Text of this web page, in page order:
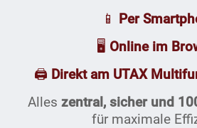
📱 Per
🖥️ Online im
🖨️ Direkt am UTAX
Alles zentral, sicher und
für maximale